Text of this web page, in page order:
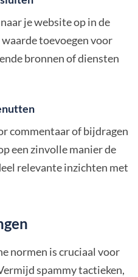
je website op in de
toevoegen voor
bronnen of diensten
commentaar of bijdragen
een zinvolle manier de
relevante inzichten met
normen is cruciaal voor
spammy tactieken,